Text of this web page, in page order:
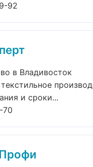
92
в Владивосток
и сроки...
70